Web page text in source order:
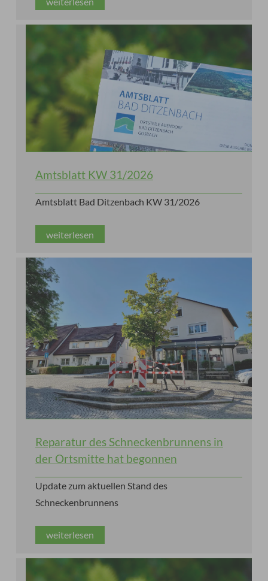
Amtsblatt KW 31/2026
Amtsblatt Bad Ditzenbach KW 31/2026
weiterlesen
Reparatur des Schneckenbrunnens in
der Ortsmitte hat begonnen
Update zum aktuellen Stand des
Schneckenbrunnens
weiterlesen